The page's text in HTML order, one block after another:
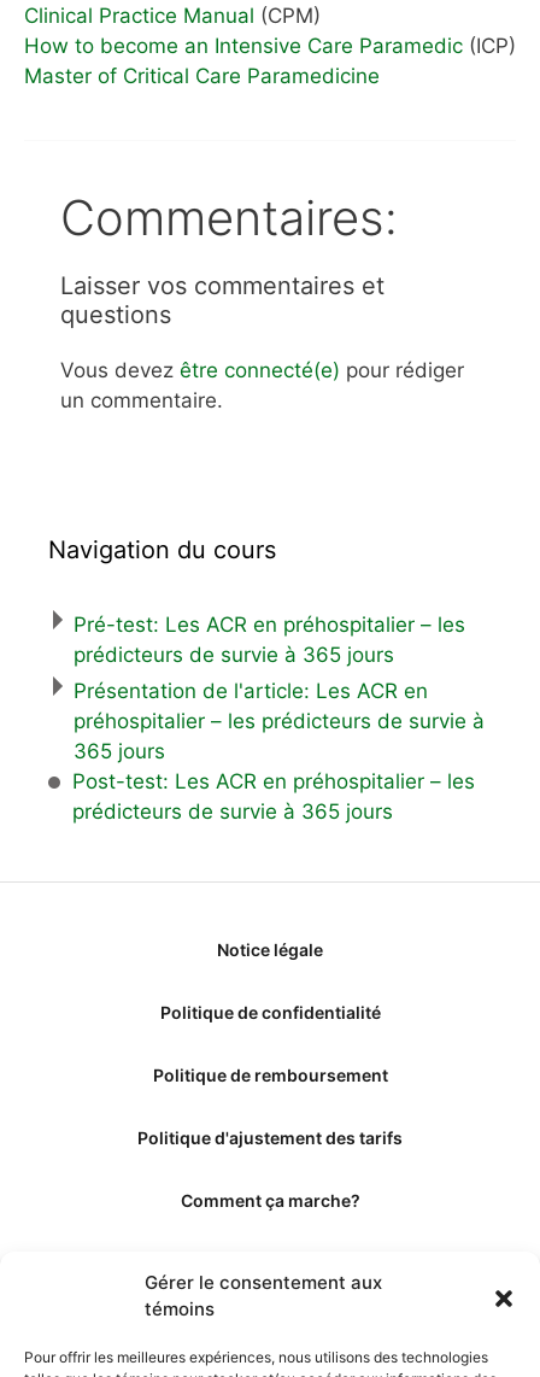
Gérer le consentement aux
témoins
Pour offrir les meilleures expériences, nous utilisons des technologies
Clinical Practice Manual (CPM)
How to become an Intensive Care Paramedic (ICP)
Master of Critical Care Paramedicine
Commentaires:
Laisser vos commentaires et
questions
Vous devez être connecté(e) pour rédiger
un commentaire.
Navigation du cours
Pré-test: Les ACR en préhospitalier – les
prédicteurs de survie à 365 jours
Présentation de l'article: Les ACR en
préhospitalier – les prédicteurs de survie à
365 jours
Post-test: Les ACR en préhospitalier – les
prédicteurs de survie à 365 jours
Notice légale
Politique de confidentialité
Politique de remboursement
Politique d'ajustement des tarifs
Comment ça marche?